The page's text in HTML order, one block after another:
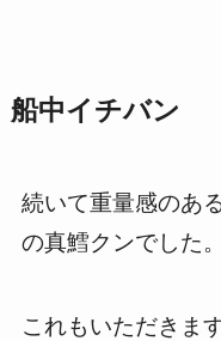
船中イチバン
続いて重量感のあ
の真鱈クンでした。
これもいただきま